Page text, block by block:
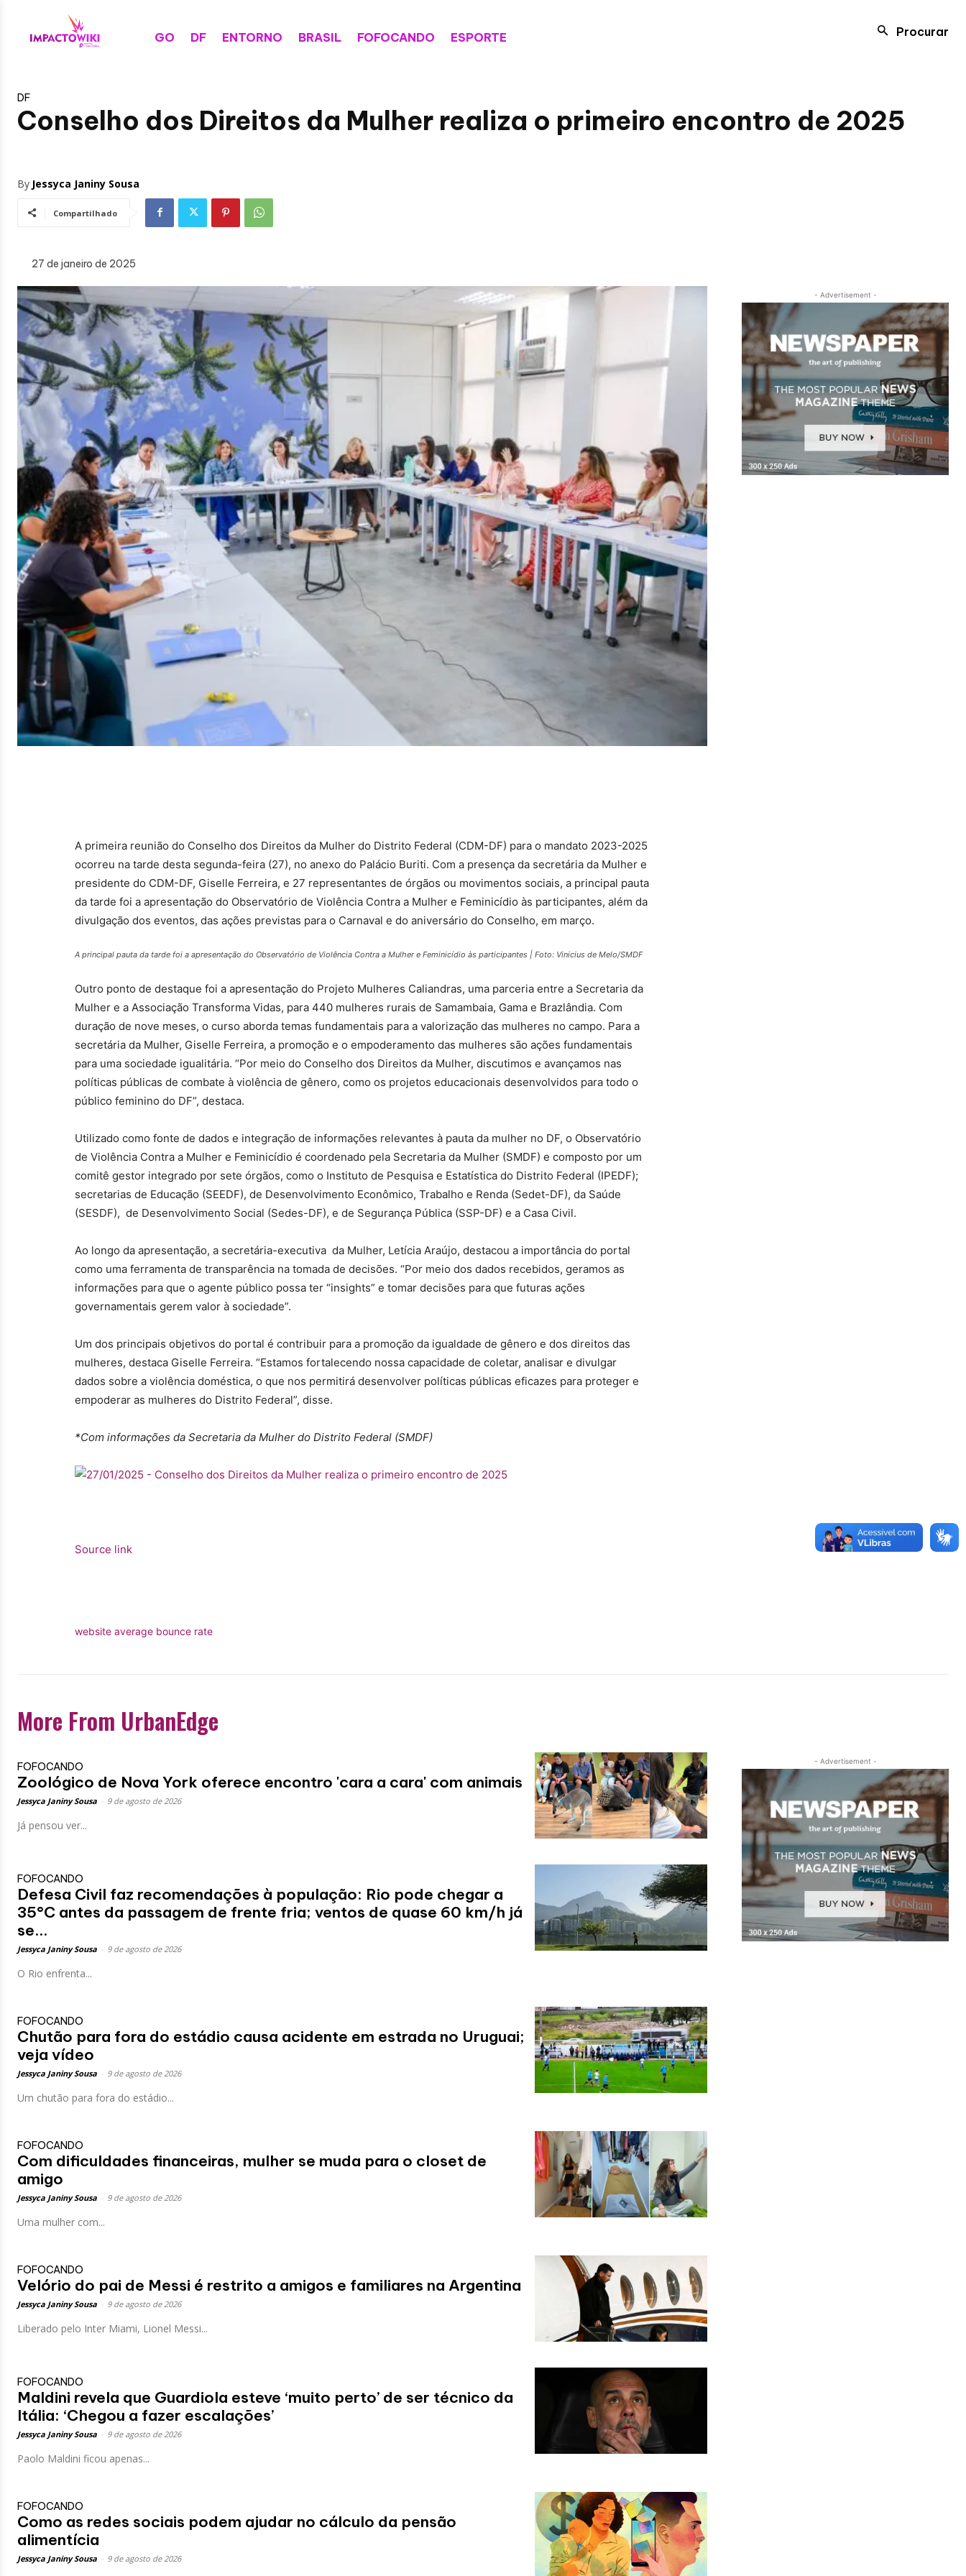
GO DF ENTORNO BRASIL FOFOCANDO ESPORTE Procurar
DF
Conselho dos Direitos da Mulher realiza o primeiro encontro de 2025
By Jessyca Janiny Sousa
Compartilhado
27 de janeiro de 2025
A primeira reunião do Conselho dos Direitos da Mulher do Distrito Federal (CDM-DF) para o mandato 2023-2025
ocorreu na tarde desta segunda-feira (27), no anexo do Palácio Buriti. Com a presença da secretária da Mulher e
presidente do CDM-DF, Giselle Ferreira, e 27 representantes de órgãos ou movimentos sociais, a principal pauta
da tarde foi a apresentação do Observatório de Violência Contra a Mulher e Feminicídio às participantes, além da
divulgação dos eventos, das ações previstas para o Carnaval e do aniversário do Conselho, em março.
A principal pauta da tarde foi a apresentação do Observatório de Violência Contra a Mulher e Feminicídio às participantes | Foto: Vinicius de Melo/SMDF
Outro ponto de destaque foi a apresentação do Projeto Mulheres Caliandras, uma parceria entre a Secretaria da
Mulher e a Associação Transforma Vidas, para 440 mulheres rurais de Samambaia, Gama e Brazlândia. Com
duração de nove meses, o curso aborda temas fundamentais para a valorização das mulheres no campo. Para a
secretária da Mulher, Giselle Ferreira, a promoção e o empoderamento das mulheres são ações fundamentais
para uma sociedade igualitária. “Por meio do Conselho dos Direitos da Mulher, discutimos e avançamos nas
políticas públicas de combate à violência de gênero, como os projetos educacionais desenvolvidos para todo o
público feminino do DF”, destaca.
Utilizado como fonte de dados e integração de informações relevantes à pauta da mulher no DF, o Observatório
de Violência Contra a Mulher e Feminicídio é coordenado pela Secretaria da Mulher (SMDF) e composto por um
comitê gestor integrado por sete órgãos, como o Instituto de Pesquisa e Estatística do Distrito Federal (IPEDF);
secretarias de Educação (SEEDF), de Desenvolvimento Econômico, Trabalho e Renda (Sedet-DF), da Saúde
(SESDF), de Desenvolvimento Social (Sedes-DF), e de Segurança Pública (SSP-DF) e a Casa Civil.
Ao longo da apresentação, a secretária-executiva da Mulher, Letícia Araújo, destacou a importância do portal
como uma ferramenta de transparência na tomada de decisões. “Por meio dos dados recebidos, geramos as
informações para que o agente público possa ter “insights” e tomar decisões para que futuras ações
governamentais gerem valor à sociedade”.
Um dos principais objetivos do portal é contribuir para a promoção da igualdade de gênero e dos direitos das
mulheres, destaca Giselle Ferreira. “Estamos fortalecendo nossa capacidade de coletar, analisar e divulgar
dados sobre a violência doméstica, o que nos permitirá desenvolver políticas públicas eficazes para proteger e
empoderar as mulheres do Distrito Federal”, disse.
*Com informações da Secretaria da Mulher do Distrito Federal (SMDF)
Source link
website average bounce rate
- Advertisement -
More From UrbanEdge
FOFOCANDO
Zoológico de Nova York oferece encontro 'cara a cara' com animais
Jessyca Janiny Sousa 9 de agosto de 2026
Já pensou ver...
FOFOCANDO
Defesa Civil faz recomendações à população: Rio pode chegar a
35°C antes da passagem de frente fria; ventos de quase 60 km/h já
se...
Jessyca Janiny Sousa 9 de agosto de 2026
O Rio enfrenta...
FOFOCANDO
Chutão para fora do estádio causa acidente em estrada no Uruguai;
veja vídeo
Jessyca Janiny Sousa 9 de agosto de 2026
Um chutão para fora do estádio...
FOFOCANDO
Com dificuldades financeiras, mulher se muda para o closet de
amigo
Jessyca Janiny Sousa 9 de agosto de 2026
Uma mulher com...
FOFOCANDO
Velório do pai de Messi é restrito a amigos e familiares na Argentina
Jessyca Janiny Sousa 9 de agosto de 2026
Liberado pelo Inter Miami, Lionel Messi...
FOFOCANDO
Maldini revela que Guardiola esteve ‘muito perto’ de ser técnico da
Itália: ‘Chegou a fazer escalações’
Jessyca Janiny Sousa 9 de agosto de 2026
Paolo Maldini ficou apenas...
FOFOCANDO
Como as redes sociais podem ajudar no cálculo da pensão
alimentícia
Jessyca Janiny Sousa 9 de agosto de 2026
- Advertisement -